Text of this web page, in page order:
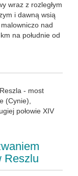
wraz z rozległym
i dawną wsią
nad
na południe od
- most
(Cynie),
połowie XIV
Reszlu